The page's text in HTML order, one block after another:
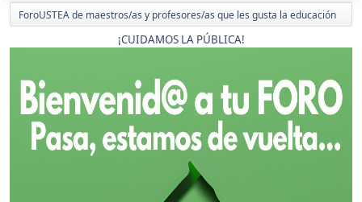
ForoUSTEA de maestros/as y profesores/as que les gusta la educación
¡CUIDAMOS LA PÚBLICA!